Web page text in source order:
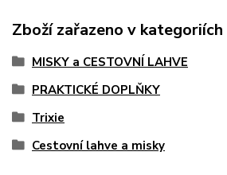
Zboží zařazeno v kategoriích
MISKY a CESTOVNÍ LAHVE
PRAKTICKÉ DOPLŇKY
Trixie
Cestovní lahve a misky